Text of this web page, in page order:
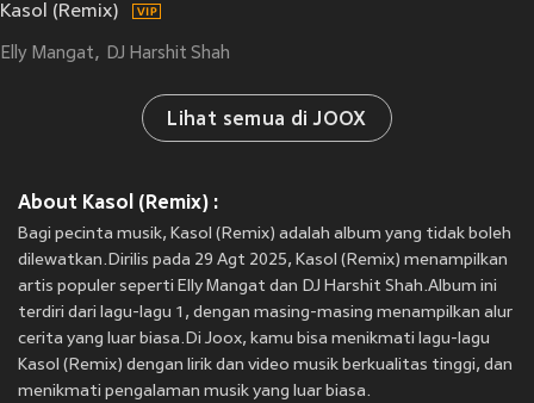
Kasol (Remix)
Elly Mangat DJ Harshit Shah
Lihat semua di JOOX
About Kasol (Remix) :
Bagi pecinta musik, Kasol (Remix) adalah album yang tidak boleh
dilewatkan.Dirilis pada 29 Agt 2025, Kasol (Remix) menampilkan
artis populer seperti Elly Mangat dan DJ Harshit Shah.Album ini
terdiri dari lagu-lagu 1, dengan masing-masing menampilkan alur
cerita yang luar biasa.Di Joox, kamu bisa menikmati lagu-lagu
Kasol (Remix) dengan lirik dan video musik berkualitas tinggi, dan
menikmati pengalaman musik yang luar biasa.